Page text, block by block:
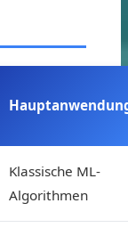
Klassische ML-
Algorithmen